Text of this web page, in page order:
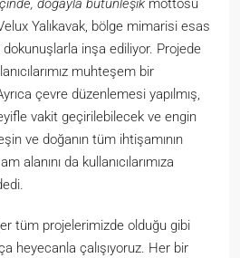
doğayla bütünleşik mottosu
Yalıkavak, bölge mimarisi esas
dokunuşlarla inşa ediliyor. Projede
muhteşem bir
çevre düzenlemesi yapılmış,
vakit geçirilebilecek ve engin
ve doğanın tüm ihtişamının
alanını da kullanıcılarımıza
tüm projelerimizde olduğu gibi
heyecanla çalışıyoruz. Her bir